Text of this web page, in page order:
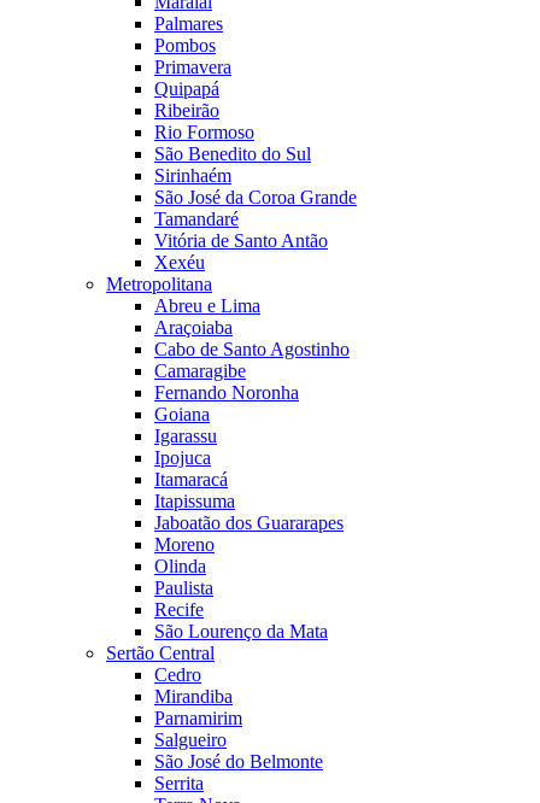
Palmares
Pombos
Primavera
Quipapá
Ribeirão
Rio Formoso
São Benedito do Sul
Sirinhaém
São José da Coroa Grande
Tamandaré
Vitória de Santo Antão
Xexéu
Metropolitana
Abreu e Lima
Araçoiaba
Cabo de Santo Agostinho
Camaragibe
Fernando Noronha
Goiana
Igarassu
Ipojuca
Itamaracá
Itapissuma
Jaboatão dos Guararapes
Moreno
Olinda
Paulista
Recife
São Lourenço da Mata
Sertão Central
Cedro
Mirandiba
Parnamirim
Salgueiro
São José do Belmonte
Serrita